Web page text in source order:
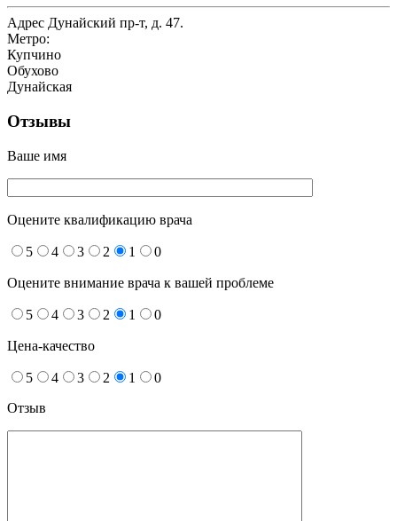
Адрес Дунайский пр-т, д. 47.
Метро:
Купчино
Обухово
Дунайская
Отзывы
Ваше имя
Оцените квалификацию врача
5 4 3 2 1 0
Оцените внимание врача к вашей проблеме
5 4 3 2 1 0
Цена-качество
5 4 3 2 1
0
Отзыв